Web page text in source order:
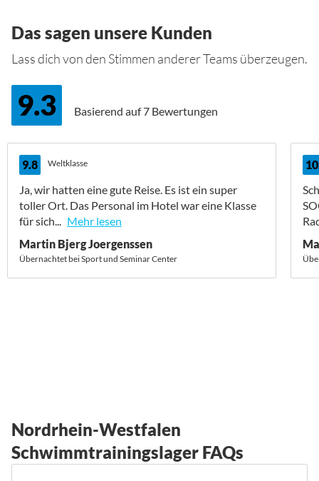
Das sagen unsere Kunden
Lass dich von den Stimmen anderer Teams überzeugen.
9.3 Basierend auf7 Bewertungen
9.8 Weltklasse
Ja, wir hatten eine gute Reise. Es ist ein super
toller Ort. Das Personal im Hotel war eine Klasse
für sich...
Mehr lesen
Martin Bjerg Joergenssen
Übernachtet bei Sport und Seminar Center
Nordrhein-Westfalen
Schwimmtrainingslager FAQs